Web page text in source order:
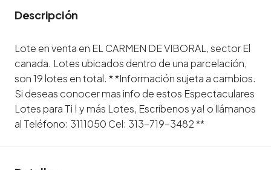
Descripción
Lote en venta en EL CARMEN DE VIBORAL, sector El
canada. Lotes ubicados dentro de una parcelación,
son 19 lotes en total. * *Información sujeta a cambios.
Si deseas conocer mas info de estos Espectaculares
Lotes para Ti ! y más Lotes, Escríbenos ya! o llámanos
al Teléfono: 3111050 Cel: 313-719-3482 **